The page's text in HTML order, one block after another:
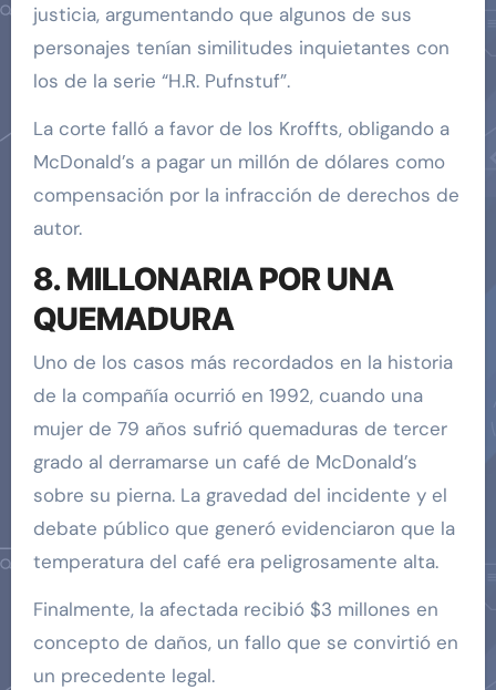
justicia, argumentando que algunos de sus
personajes tenían similitudes inquietantes con
los de la serie “H.R. Pufnstuf”.
La corte falló a favor de los Kroffts, obligando a
McDonald’s a pagar un millón de dólares como
compensación por la infracción de derechos de
autor.
8. MILLONARIA POR UNA
QUEMADURA
Uno de los casos más recordados en la historia
de la compañía ocurrió en 1992, cuando una
mujer de 79 años sufrió quemaduras de tercer
grado al derramarse un café de McDonald’s
sobre su pierna. La gravedad del incidente y el
debate público que generó evidenciaron que la
temperatura del café era peligrosamente alta.
Finalmente, la afectada recibió $3 millones en
concepto de daños, un fallo que se convirtió en
un precedente legal.